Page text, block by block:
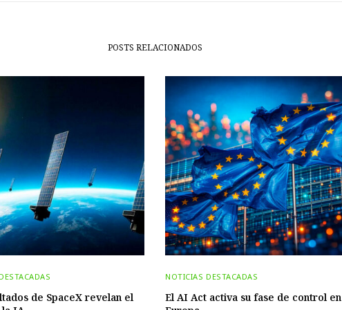
POSTS RELACIONADOS
de SpaceX revelan el
NOTICIAS DESTACADAS
El AI Act activa su fase de control en